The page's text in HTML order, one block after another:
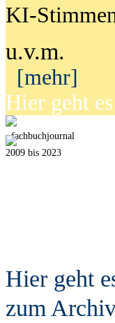
KI-
u.v.m.
[mehr]
Hier geht
fachbuchjournal
2009 bis 2023
Hier geht
zum